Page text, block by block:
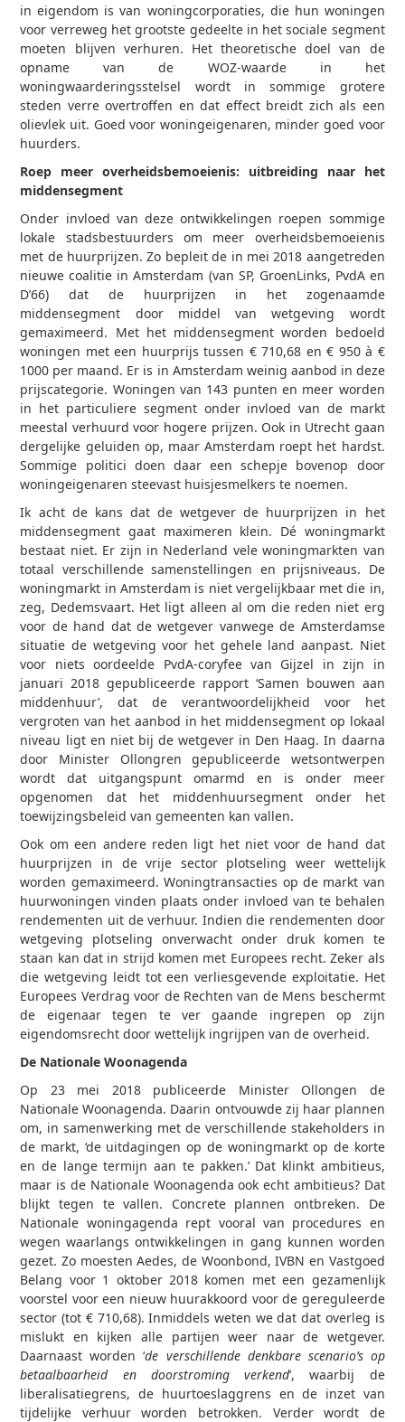
in eigendom is van woningcorporaties, die hun woningen
voor verreweg het grootste gedeelte in het sociale segment
moeten blijven verhuren. Het theoretische doel van de
opname van de WOZ-waarde in het
woningwaarderingsstelsel wordt in sommige grotere
steden verre overtroffen en dat effect breidt zich als een
olievlek uit. Goed voor woningeigenaren, minder goed voor
huurders.
Roep meer overheidsbemoeienis: uitbreiding naar het
middensegment
Onder invloed van deze ontwikkelingen roepen sommige
lokale stadsbestuurders om meer overheidsbemoeienis
met de huurprijzen. Zo bepleit de in mei 2018 aangetreden
nieuwe coalitie in Amsterdam (van SP, GroenLinks, PvdA en
D’66) dat de huurprijzen in het zogenaamde
middensegment door middel van wetgeving wordt
gemaximeerd. Met het middensegment worden bedoeld
woningen met een huurprijs tussen € 710,68 en € 950 à €
1000 per maand. Er is in Amsterdam weinig aanbod in deze
prijscategorie. Woningen van 143 punten en meer worden
in het particuliere segment onder invloed van de markt
meestal verhuurd voor hogere prijzen. Ook in Utrecht gaan
dergelijke geluiden op, maar Amsterdam roept het hardst.
Sommige politici doen daar een schepje bovenop door
woningeigenaren steevast huisjesmelkers te noemen.
Ik acht de kans dat de wetgever de huurprijzen in het
middensegment gaat maximeren klein. Dé woningmarkt
bestaat niet. Er zijn in Nederland vele woningmarkten van
totaal verschillende samenstellingen en prijsniveaus. De
woningmarkt in Amsterdam is niet vergelijkbaar met die in,
zeg, Dedemsvaart. Het ligt alleen al om die reden niet erg
voor de hand dat de wetgever vanwege de Amsterdamse
situatie de wetgeving voor het gehele land aanpast. Niet
voor niets oordeelde PvdA-coryfee van Gijzel in zijn in
januari 2018 gepubliceerde rapport ‘Samen bouwen aan
middenhuur’, dat de verantwoordelijkheid voor het
vergroten van het aanbod in het middensegment op lokaal
niveau ligt en niet bij de wetgever in Den Haag. In daarna
door Minister Ollongren gepubliceerde wetsontwerpen
wordt dat uitgangspunt omarmd en is onder meer
opgenomen dat het middenhuursegment onder het
toewijzingsbeleid van gemeenten kan vallen.
Ook om een andere reden ligt het niet voor de hand dat
huurprijzen in de vrije sector plotseling weer wettelijk
worden gemaximeerd. Woningtransacties op de markt van
huurwoningen vinden plaats onder invloed van te behalen
rendementen uit de verhuur. Indien die rendementen door
wetgeving plotseling onverwacht onder druk komen te
staan kan dat in strijd komen met Europees recht. Zeker als
die wetgeving leidt tot een verliesgevende exploitatie. Het
Europees Verdrag voor de Rechten van de Mens beschermt
de eigenaar tegen te ver gaande ingrepen op zijn
eigendomsrecht door wettelijk ingrijpen van de overheid.
De Nationale Woonagenda
Op 23 mei 2018 publiceerde Minister Ollongen de
Nationale Woonagenda. Daarin ontvouwde zij haar plannen
om, in samenwerking met de verschillende stakeholders in
de markt, ‘de uitdagingen op de woningmarkt op de korte
en de lange termijn aan te pakken.’ Dat klinkt ambitieus,
maar is de Nationale Woonagenda ook echt ambitieus? Dat
blijkt tegen te vallen. Concrete plannen ontbreken. De
Nationale woningagenda rept vooral van procedures en
wegen waarlangs ontwikkelingen in gang kunnen worden
gezet. Zo moesten Aedes, de Woonbond, IVBN en Vastgoed
Belang voor 1 oktober 2018 komen met een gezamenlijk
voorstel voor een nieuw huurakkoord voor de gereguleerde
sector (tot € 710,68). Inmiddels weten we dat dat overleg is
mislukt en kijken alle partijen weer naar de wetgever.
Daarnaast worden ‘de verschillende denkbare scenario’s op
betaalbaarheid en doorstroming verkend’, waarbij de
liberalisatiegrens, de huurtoeslaggrens en de inzet van
tijdelijke verhuur worden betrokken. Verder wordt de